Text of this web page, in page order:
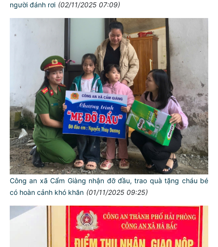
người đánh rơi (02/11/2025 07:09)
Công an xã Cẩm Giàng nhận đỡ đầu, trao quà tặng cháu bé
có hoàn cảnh khó khăn (01/11/2025 09:25)